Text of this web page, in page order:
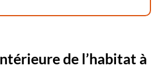
de l’habitat à